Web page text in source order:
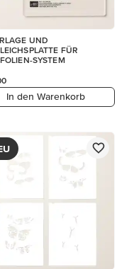
UND
FÜR
SYSTEM
In den Warenkorb